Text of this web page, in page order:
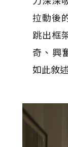
拉動後
跳出框
奇、興
如此敘